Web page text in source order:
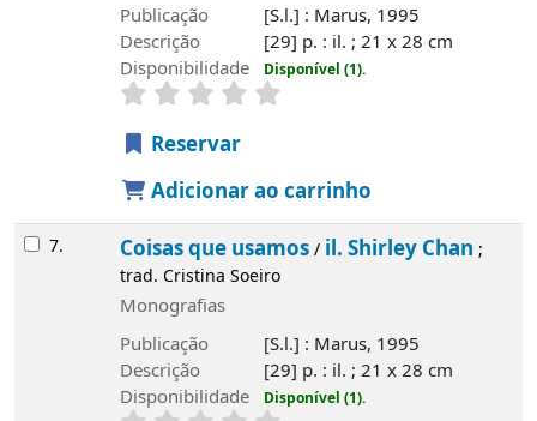
Publicação
[S.l.] : Marus, 1995
Descrição
[29] p. : il. ; 21 x 28 cm
Disponibilidade
Disponível (1).
Reservar
Adicionar ao carrinho
7. Coisas que usamos/ il. Shirley Chan ;
trad. Cristina Soeiro
Monografias
Publicação
[S.l.] : Marus, 1995
Descrição
[29] p. : il. ; 21 x 28 cm
Disponibilidade
Disponível (1).